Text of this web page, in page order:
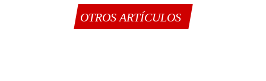
OTROS ARTÍCULOS